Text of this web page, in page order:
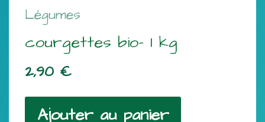
Légumes
courgettes bio- 1 kg
2,90 €
Ajouter au panier